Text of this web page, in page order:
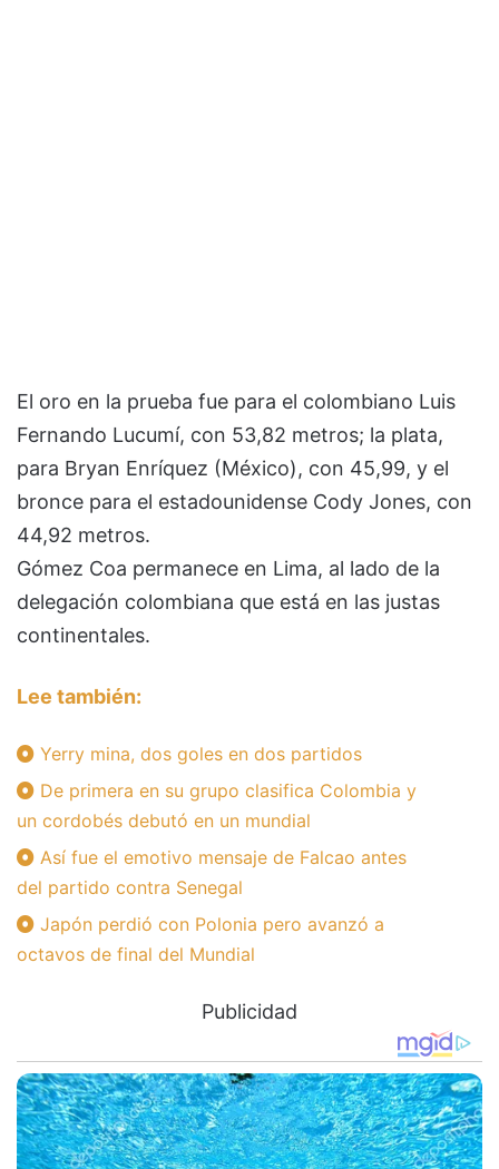
El oro en la prueba fue para el colombiano Luis
Fernando Lucumí, con 53,82 metros; la plata,
para Bryan Enríquez (México), con 45,99, y el
bronce para el estadounidense Cody Jones, con
44,92 metros.
Gómez Coa permanece en Lima, al lado de la
delegación colombiana que está en las justas
continentales.
Lee también:
Yerry mina, dos goles en dos partidos
De primera en su grupo clasifica Colombia y
un cordobés debutó en un mundial
Así fue el emotivo mensaje de Falcao antes
del partido contra Senegal
Japón perdió con Polonia pero avanzó a
octavos de final del Mundial
Publicidad